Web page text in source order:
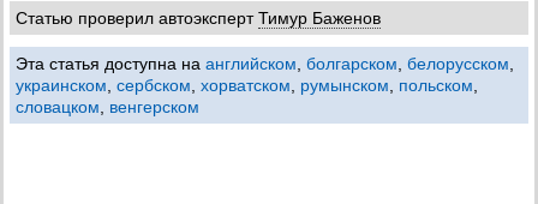
Статью проверил автоэкспертТимур Баженов
Эта статья доступна на английском болгарском белорусском
украинском сербском хорватском румынском польском
словацком
венгерском